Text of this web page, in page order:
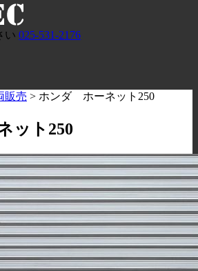
い 025-531-2176
販売 > ホンダ ホーネット250
ット250